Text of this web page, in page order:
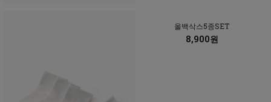
올백삭스5종SET
8,900원